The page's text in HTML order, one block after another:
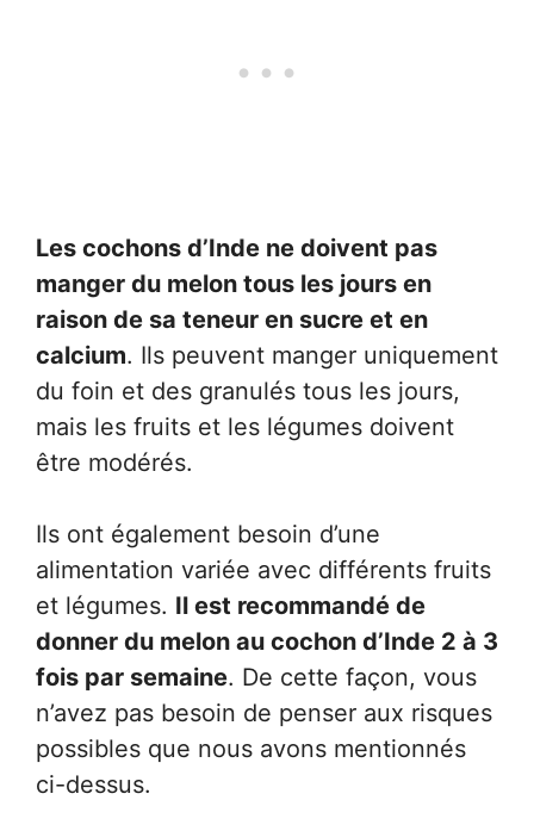
Les cochons d’Inde ne doivent pas
manger du melon tous les jours en
raison de sa teneur en sucre et en
calcium. Ils peuvent manger uniquement
du foin et des granulés tous les jours,
mais les fruits et les légumes doivent
être modérés.
Ils ont également besoin d’une
alimentation variée avec différents fruits
et légumes. Il est recommandé de
donner du melon au cochon d’Inde 2 à 3
fois par semaine. De cette façon, vous
n’avez pas besoin de penser aux risques
possibles que nous avons mentionnés
ci-dessus.